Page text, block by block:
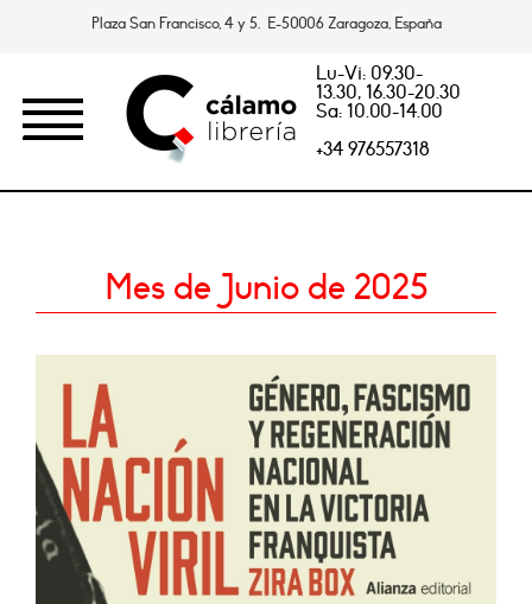
Plaza San Francisco, 4 y 5. E-50006 Zaragoza, España
Lu-Vi: 09.30-
13.30, 16.30-20.30
Sa: 10.00-14.00
+34 976557318
Mes de Junio de 2025